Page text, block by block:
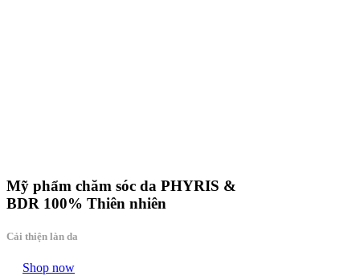
Mỹ phẩm chăm sóc da PHYRIS &
BDR 100% Thiên nhiên
Cải thiện làn da
Shop now